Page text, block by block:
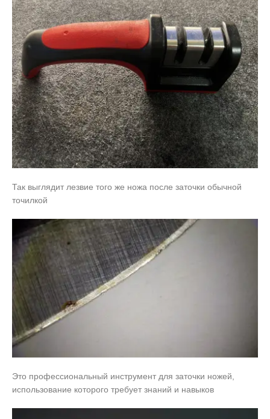
Так выглядит лезвие того же ножа после заточки обычной
точилкой
Это профессиональный инструмент для заточки ножей,
использование которого требует знаний и навыков